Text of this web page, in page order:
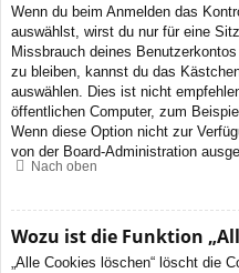
Wenn du beim Anmelden das
auswählst, wirst du nur für eine
Missbrauch deines
zu bleiben, kannst du das
auswählen. Dies ist nicht
öffentlichen Computer, zum
Wenn diese Option nicht zur
von der Board-Administration
Nach oben
Wozu ist die Funktion
„Alle Cookies löschen“ löscht die